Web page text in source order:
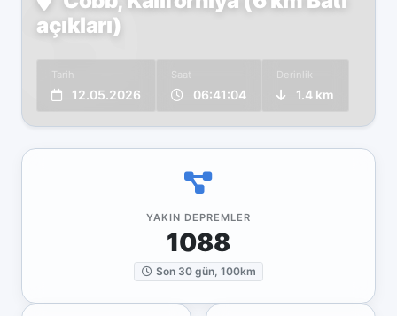
açıkları)
Tarih
12.05.2026
Saat
06:41:04
Derinlik
1.4 km
YAKIN DEPREMLER
1088
Son 30 gün, 100km